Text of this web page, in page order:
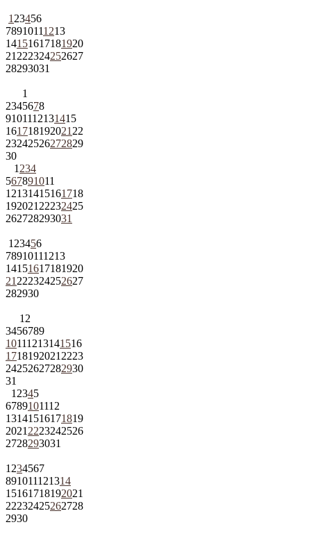
1 23456
78910111213
14151617181920
21 222324252627
28293031
1
2345678
9101112131415
161718192021 22
23242526272829
30
1 234
567891011
12131415161718
192021 22232425
262728293031
1 23456
78910111213
14151617181920
21 222324252627
282930
1 2
3456789
10111213141516
1718192021 2223
24252627282930
31
1 2345
6789101112
13141516171819
2021 2223242526
2728293031
1 234567
891011121314
15161718192021
22232425262728
2930